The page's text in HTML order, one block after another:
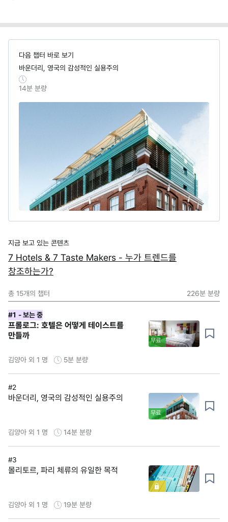
다음 챕터 바로 보기
바운더리, 영국의 감성적인 실용주의
14분 분량
지금 보고 있는 콘텐츠
7 Hotels & 7 Taste Makers - 누가 트렌드를
창조하는가?
총 15개의 챕터 226분 분량
#1 - 보는 중
프롤로그: 호텔은 어떻게 테이스트를
만들까
무료
김양아 외 1 명 5분 분량
#2
바운더리, 영국의 감성적인 실용주의
무료
김양아 외 1 명 14분 분량
#3
몰리토르, 파리 체류의 유일한 목적
김양아 외 1 명 19분 분량